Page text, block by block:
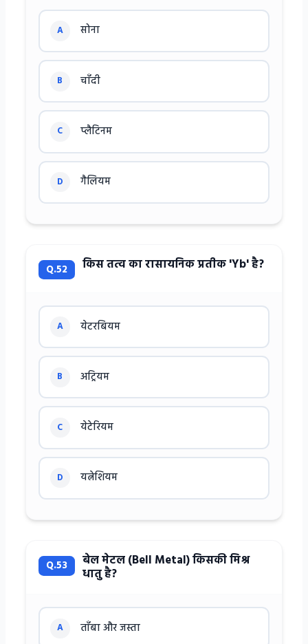
A सोना
B चाँदी
C प्लैटिनम
D गैलियम
Q.52 किस तत्व का रासायनिक प्रतीक 'Yb' है?
A येटरबियम
B अट्रियम
C येटेरियम
D यत्नेशियम
Q.53 बेल मेटल (Bell Metal) किसकी मिश्र
धातु है?
A ताँबा और जस्ता